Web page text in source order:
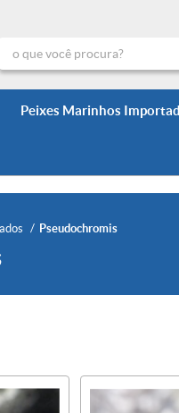
Peixes Marinhos
Pseudochromis